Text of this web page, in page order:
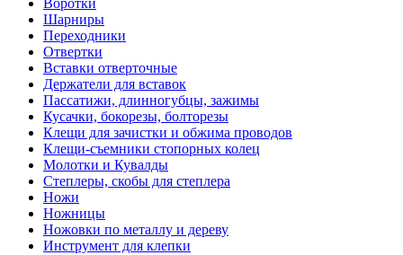
Воротки
Шарниры
Переходники
Отвертки
Вставки отверточные
Держатели для вставок
Пассатижи, длинногубцы, зажимы
Кусачки, бокорезы, болторезы
Клещи для зачистки и обжима проводов
Клещи-съемники стопорных колец
Молотки и Кувалды
Степлеры, скобы для степлера
Ножи
Ножницы
Ножовки по металлу и дереву
Инструмент для клепки